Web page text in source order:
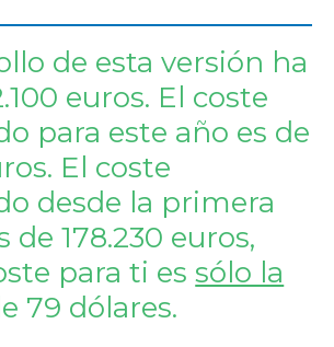
de esta versión ha
euros. El coste
para este año es de
El coste
desde la primera
de 178.230 euros,
para ti essólo la
79 dólares.